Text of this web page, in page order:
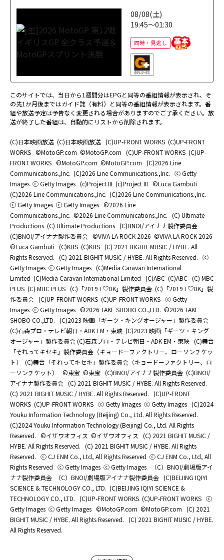
08/08(土)
19:45～01:30
同時・見逃し
このサイトでは、当日から1週間分はEPGと同等の番組情報が表示され、そ
の先1か月後まではガイド誌（有料）と同等の番組情報が表示されます。番
組や放送予定は予告なく変更される場合がありますのでご了承ください。放
送が終了した番組は、自動的にリストから削除されます。
(C)日本映画放送 (C)日本映画放送 (C)UP-FRONT WORKS (C)UP-FRONT
WORKS ©MotoGP.com ©MotoGP.com (C)UP-FRONT WORKS (C)UP-
FRONT WORKS ©MotoGP.com ©MotoGP.com (C)2026 Line
Communications.,Inc. (C)2026 Line Communications.,Inc. ⓒ Getty
Images ⓒ Getty Images (c)Project III (c)Project III ©Luca Gambuti
(C)2026 Line Communications.,Inc. (C)2026 Line Communications.,Inc.
ⓒ Getty Images ⓒ Getty Images ©2026 Line
Communications.,Inc. ©2026 Line Communications.,Inc. (C) Ultimate
Productions (C) Ultimate Productions (C)BNOI/アイナナ製作委員会
(C)BNOI/アイナナ製作委員会 ©️VIVA LA ROCK 2026 ©️VIVA LA ROCK 2026
©Luca Gambuti (C)KBS (C)KBS (C) 2021 BIGHIT MUSIC / HYBE. All
Rights Reserved. (C) 2021 BIGHIT MUSIC / HYBE. All Rights Reserved. ⓒ
Getty Images ⓒ Getty Images (C)Media Caravan International
Limited (C)Media Caravan International Limited (C)ABC (C)ABC (C) MBC
PLUS (C) MBC PLUS (C)「2019 L♡DK」製作委員会 (C)「2019 L♡DK」製
作委員会 (C)UP-FRONT WORKS (C)UP-FRONT WORKS ⓒ Getty
Images ⓒ Getty Images ©2026 TAKE SHOBO CO.,LTD. ©2026 TAKE
SHOBO CO.,LTD. (C)2023 映画「ギーツ・キングオージャー」製作委員会
(C)石森プロ・テレビ朝日・ADK EM・東映 (C)2023 映画「ギーツ・キング
オージャー」製作委員会 (C)石森プロ・テレビ朝日・ADK EM・東映 (C)舞台
「それってキセキ」製作委員会（キョードーファクトリー、ローソンチケッ
ト）
(C)舞台「それってキセキ」製作委員会（キョードーファクトリー、ロ
ーソンチケット）
©東宝 ©東宝 (C)BNOI/アイナナ製作委員会 (C)BNOI/
アイナナ製作委員会 (C) 2021 BIGHIT MUSIC / HYBE. All Rights Reserved.
(C) 2021 BIGHIT MUSIC / HYBE. All Rights Reserved. (C)UP-FRONT
WORKS (C)UP-FRONT WORKS ⓒ Getty Images ⓒ Getty Images (C)2024
Youku Information Technology (Beijing) Co., Ltd. All Rights Reserved.
(C)2024 Youku Information Technology (Beijing) Co., Ltd. All Rights
Reserved. ©イザワオフィス ©イザワオフィス
(C) 2021 BIGHIT MUSIC /
HYBE. All Rights Reserved. (C) 2021 BIGHIT MUSIC / HYBE. All Rights
Reserved. ⓒ CJ ENM Co., Ltd, All Rights Reserved ⓒ CJ ENM Co., Ltd, All
Rights Reserved ⓒ Getty Images ⓒ Getty Images
（C）BNOI/劇場版アイ
ナナ製作委員会
（C）BNOI/劇場版アイナナ製作委員会 (C)BEIJING IQIYI
SCIENCE & TECHNOLOGY CO., LTD. (C)BEIJING IQIYI SCIENCE &
TECHNOLOGY CO., LTD. (C)UP-FRONT WORKS (C)UP-FRONT WORKS ⓒ
Getty Images ⓒ Getty Images ©MotoGP.com ©MotoGP.com (C) 2021
BIGHIT MUSIC / HYBE. All Rights Reserved. (C) 2021 BIGHIT MUSIC / HYBE.
All Rights Reserved.